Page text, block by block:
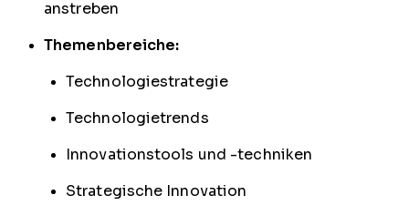
anstreben
Themenbereiche:
Technologiestrategie
Technologietrends
Innovationstools und -techniken
Strategische Innovation